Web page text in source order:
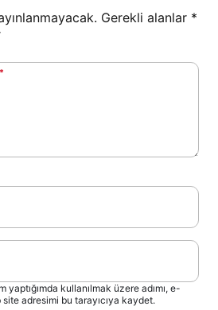
Gerekli alanlar *
*
yaptığımda kullanılmak üzere adımı, e-
adresimi bu tarayıcıya kaydet.